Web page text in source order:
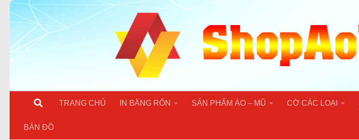
Skip to content
TRANG CHỦ IN BĂNG RÔN SẢN PHẨM ÁO – MŨ CỜ CÁC LOẠI
BẢN ĐỒ